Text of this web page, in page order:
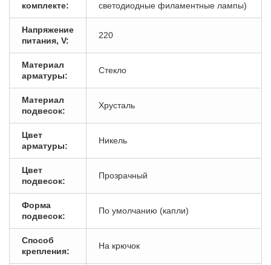
комплекте:
светодиодные филаментные лампы)
Напряжение
питания, V:
220
Материал
арматуры:
Стекло
Материал
подвесок:
Хрусталь
Цвет
арматуры:
Никель
Цвет
подвесок:
Прозрачный
Форма
подвесок:
По умолчанию (капли)
Способ
крепления:
На крючок